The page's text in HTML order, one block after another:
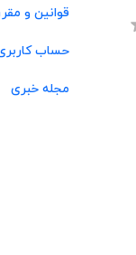
قوانین و
حساب
مجله خبری